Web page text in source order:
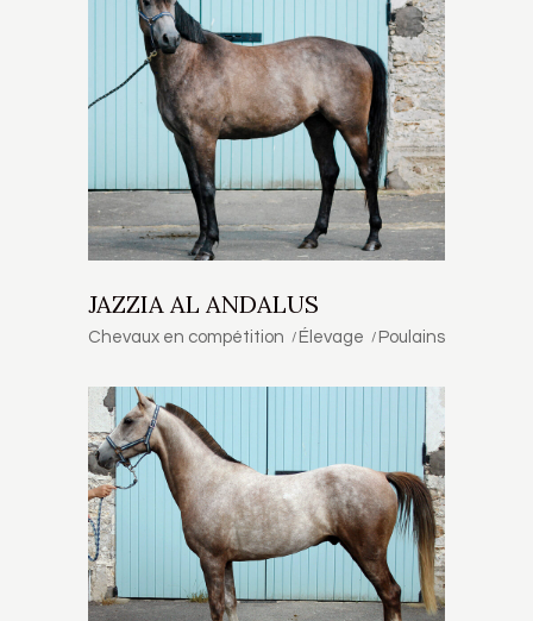
JAZZIA AL ANDALUS
Chevaux en compétition Élevage Poulains